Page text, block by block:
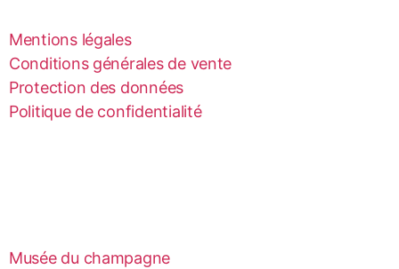
Mentions légales
Conditions générales de vente
Protection des données
Politique de confidentialité
Musée du champagne